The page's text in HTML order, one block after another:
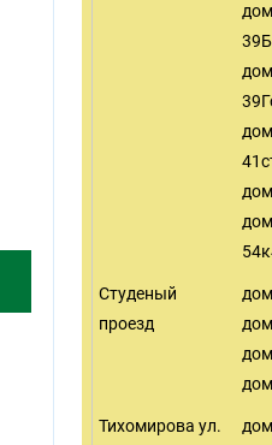
Студеный
проезд
Тихомирова ул.